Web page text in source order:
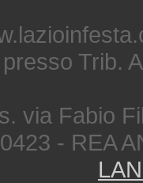
Trib.
via Fabio
- REA